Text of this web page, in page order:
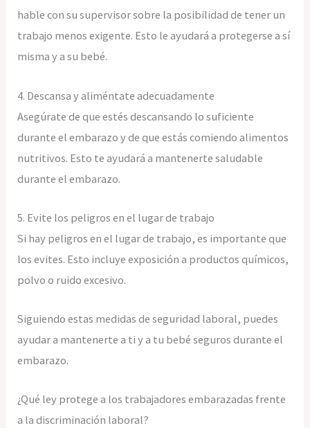
hable con su supervisor sobre la posibilidad de tener un
trabajo menos exigente. Esto le ayudará a protegerse a sí
misma y a su bebé.
4. Descansa y aliméntate adecuadamente
Asegúrate de que estés descansando lo suficiente
durante el embarazo y de que estás comiendo alimentos
nutritivos. Esto te ayudará a mantenerte saludable
durante el embarazo.
5. Evite los peligros en el lugar de trabajo
Si hay peligros en el lugar de trabajo, es importante que
los evites. Esto incluye exposición a productos químicos,
polvo o ruido excesivo.
Siguiendo estas medidas de seguridad laboral, puedes
ayudar a mantenerte a ti y a tu bebé seguros durante el
embarazo.
¿Qué ley protege a los trabajadores embarazadas frente
a la discriminación laboral?